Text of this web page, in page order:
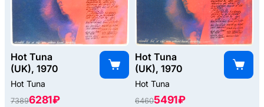
Hot Tuna
(UK), 1970
Hot Tuna
73896281 ₽
Hot Tuna
(UK), 1970
Hot Tuna
64605491 ₽